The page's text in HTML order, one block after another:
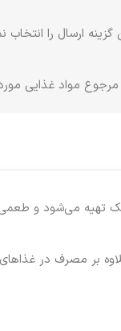
ارسال را انتخاب
مواد غذایی
تهیه می‌شود و
بر مصرف در